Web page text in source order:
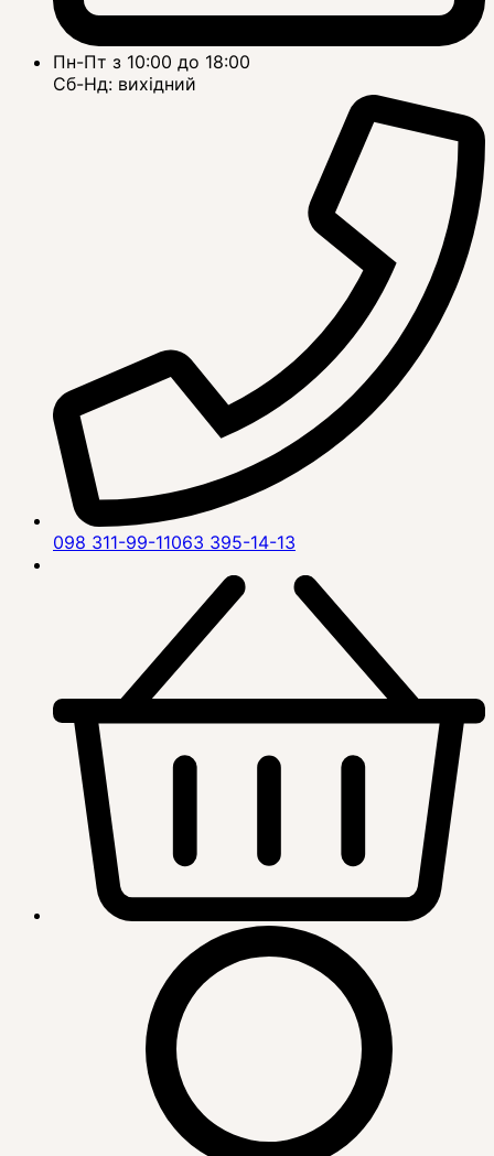
Пн-Пт з 10:00 до 18:00
Сб-Нд: вихідний
098 311-99-11063 395-14-13